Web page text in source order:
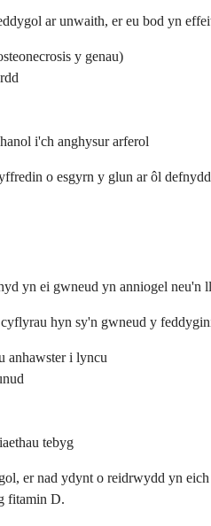
ar unwaith, er eu bod yn
y genau)
i'ch anghysur arferol
o esgyrn y glun ar ôl
yn ei gwneud yn anniogel
hyn sy'n gwneud y
anhawster i lyncu
tebyg
er nad ydynt o reidrwydd yn
fitamin D.